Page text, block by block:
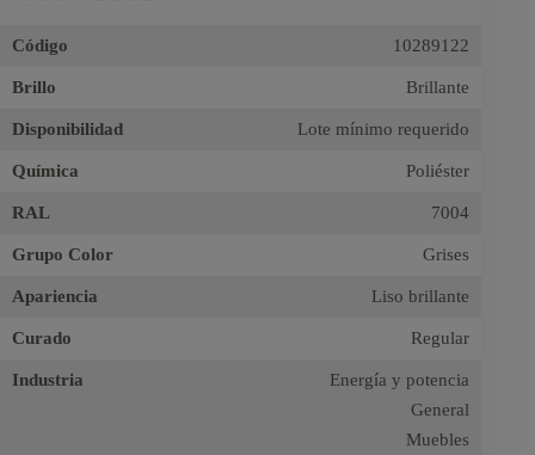
Código 10289122
Brillo Brillante
Disponibilidad Lote mínimo requerido
Química Poliéster
RAL 7004
Grupo Color Grises
Apariencia Liso brillante
Curado Regular
Industria
Energía y potencia
General
Muebles